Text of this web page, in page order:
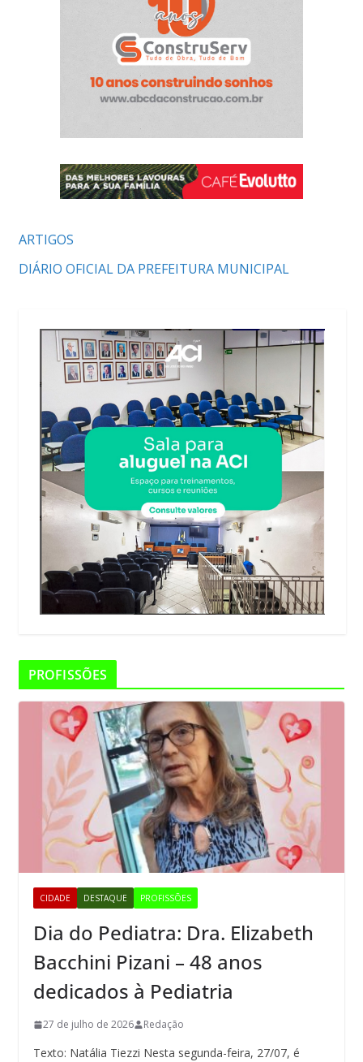
ARTIGOS
DIÁRIO OFICIAL DA PREFEITURA MUNICIPAL
PROFISSÕES
CIDADE DESTAQUE PROFISSÕES
Dia do Pediatra: Dra. Elizabeth
Bacchini Pizani – 48 anos
dedicados à Pediatria
27 de julho de 2026 Redação
Texto: Natália Tiezzi Nesta segunda-feira, 27/07, é